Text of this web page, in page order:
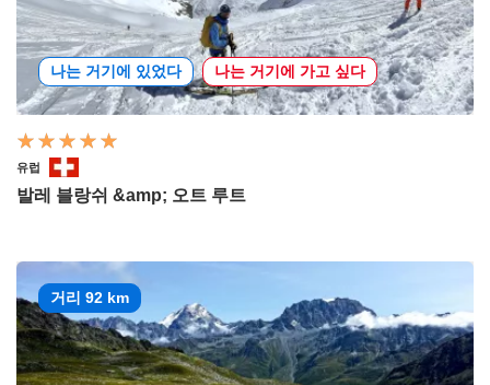
나는 거기에 있었다 나는 거기에 가고 싶다
유럽
발레 블랑쉬 &amp; 오트 루트
거리 92 km